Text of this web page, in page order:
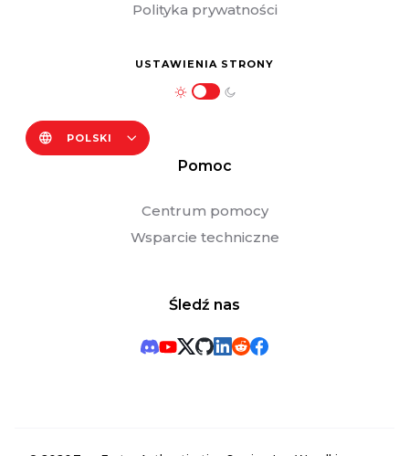
Polityka prywatności
USTAWIENIA STRONY
POLSKI
Pomoc
Centrum pomocy
Wsparcie techniczne
Śledź nas